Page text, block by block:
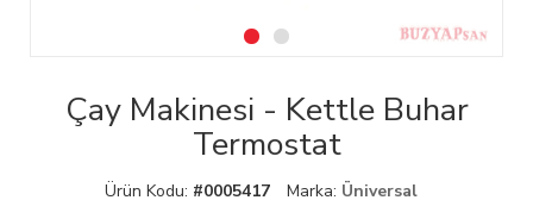
Çay Makinesi - Kettle Buhar
Termostat
Ürün Kodu: #0005417 Marka: Üniversal